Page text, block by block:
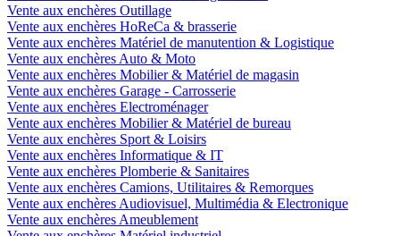
Vente aux enchères Outillage
Vente aux enchères HoReCa & brasserie
Vente aux enchères Matériel de manutention & Logistique
Vente aux enchères Auto & Moto
Vente aux enchères Mobilier & Matériel de magasin
Vente aux enchères Garage - Carrosserie
Vente aux enchères Electroménager
Vente aux enchères Mobilier & Matériel de bureau
Vente aux enchères Sport & Loisirs
Vente aux enchères Informatique & IT
Vente aux enchères Plomberie & Sanitaires
Vente aux enchères Camions, Utilitaires & Remorques
Vente aux enchères Audiovisuel, Multimédia & Electronique
Vente aux enchères Ameublement